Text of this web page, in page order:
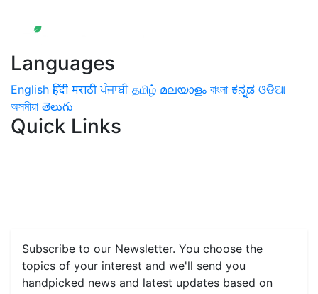
Languages
English हिंदी मराठी ਪੰਜਾਬੀ தமிழ் മലയാളം বাংলা ಕನ್ನಡ ଓଡିଆ
অসমীয়া తెలుగు
Quick Links
Subscribe to our Newsletter. You choose the
topics of your interest and we'll send you
handpicked news and latest updates based on